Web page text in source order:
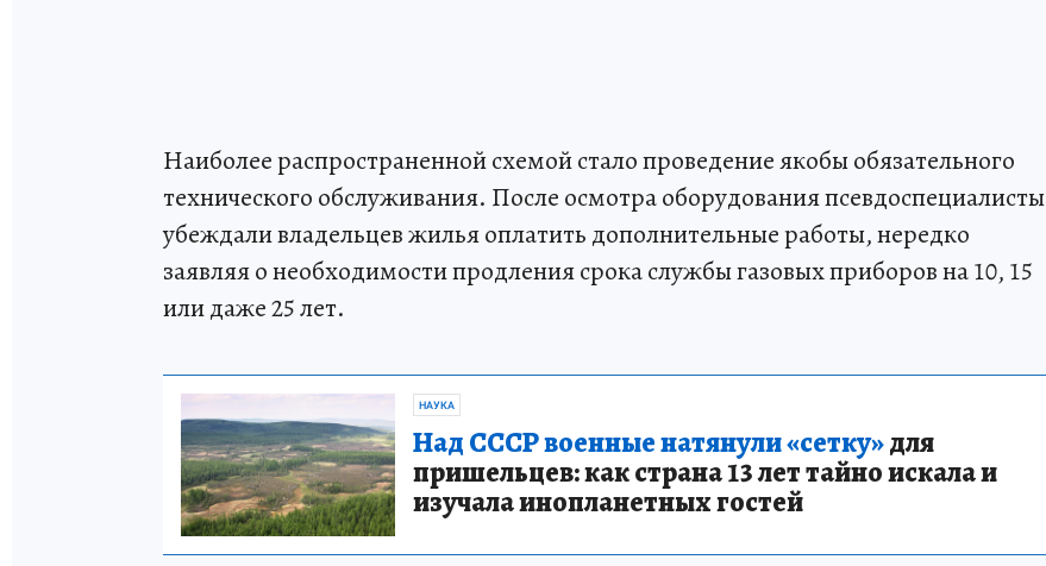
Наиболее распространенной схемой стало проведение якобы обязательного
технического обслуживания. После осмотра оборудования псевдоспециалисты
убеждали владельцев жилья оплатить дополнительные работы, нередко
заявляя о необходимости продления срока службы газовых приборов на 10, 15
или даже 25 лет.
НАУКА
Над СССР военные натянули «сетку»для
пришельцев: как страна 13 лет тайно искала и
изучала инопланетных гостей